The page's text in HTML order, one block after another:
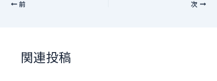
前 次
関連投稿